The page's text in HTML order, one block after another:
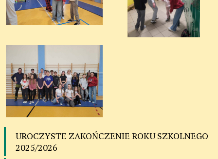
UROCZYSTE ZAKOŃCZENIE ROKU SZKOLNEGO
2025/2026